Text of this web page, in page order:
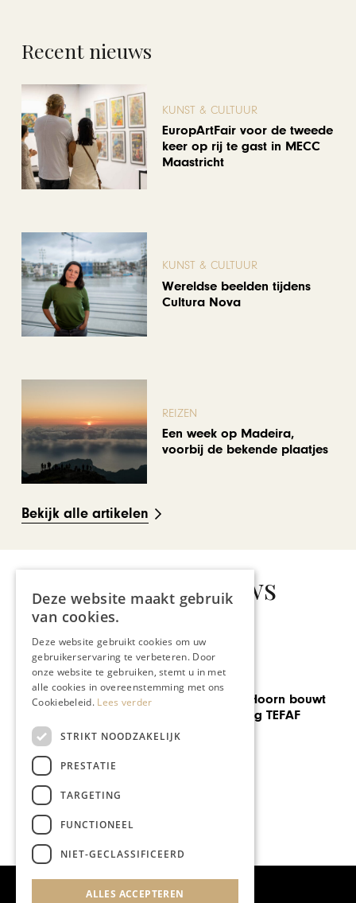
Recent nieuws
KUNST & CULTUUR
EuropArtFair voor de tweede
keer op rij te gast in MECC
Maastricht
KUNST & CULTUUR
Wereldse beelden tijdens
Cultura Nova
REIZEN
Een week op Madeira,
voorbij de bekende plaatjes
Bekijk alle artikelen
Gerelateerd nieuws
TEFAF 2025
Harry van der Hoorn bouwt
al decennia lang TEFAF
Deze website maakt gebruik
van cookies.
Deze website gebruikt cookies om uw
gebruikerservaring te verbeteren. Door
onze website te gebruiken, stemt u in met
alle cookies in overeenstemming met ons
Cookiebeleid. Lees verder
STRIKT NOODZAKELIJK
PRESTATIE
TARGETING
FUNCTIONEEL
NIET-GECLASSIFICEERD
ALLES ACCEPTEREN